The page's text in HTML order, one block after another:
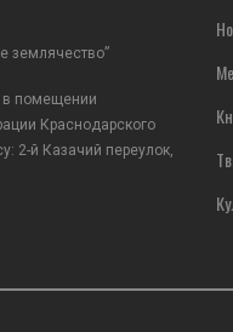
землячество”
в помещении
Краснодарского
2-й Казачий переулок,